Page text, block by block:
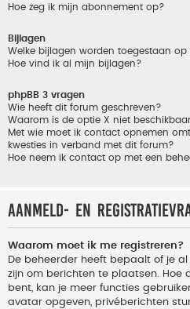
Hoe zeg ik mijn abonnement op?
Bijlagen
Welke bijlagen worden toegestaan
Hoe vind ik al mijn bijlagen?
phpBB 3 vragen
Wie heeft dit forum geschreven?
Waarom is de optie X niet
Met wie moet ik contact opnemen
kwesties in verband met dit forum?
Hoe neem ik contact op met een
Aanmeld- en
Waarom moet ik me registreren?
De beheerder heeft bepaalt of je
zijn om berichten te plaatsen. Hoe
bent, kan je meer functies
avatar opgeven, privéberichten